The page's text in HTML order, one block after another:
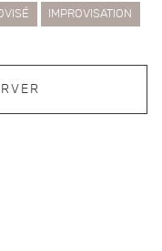
IMPROVISATION